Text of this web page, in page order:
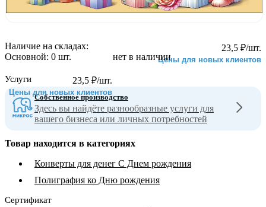
23,5 ₽/шт.
Цены для новых клиентов
нет в наличии
23,5 ₽/шт.
Цены для новых клиентов
Наличие на складах:
Основной: 0 шт.
Услуги
Собственное производство
Здесь вы найдёте разнообразные услуги для
вашего бизнеса или личных потребностей
Товар находится в категориях
Конверты для денег С Днем рождения
Полиграфия ко Дню рождения
Сертификат